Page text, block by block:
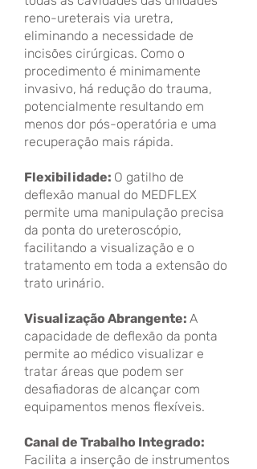
reno-ureterais via uretra,
eliminando a necessidade de
incisões cirúrgicas. Como o
procedimento é minimamente
invasivo, há redução do trauma,
potencialmente resultando em
menos dor pós-operatória e uma
recuperação mais rápida.
Flexibilidade: O gatilho de
deflexão manual do MEDFLEX
permite uma manipulação precisa
da ponta do ureteroscópio,
facilitando a visualização e o
tratamento em toda a extensão do
trato urinário.
Visualização Abrangente: A
capacidade de deflexão da ponta
permite ao médico visualizar e
tratar áreas que podem ser
desafiadoras de alcançar com
equipamentos menos flexíveis.
Canal de Trabalho Integrado:
Facilita a inserção de instrumentos